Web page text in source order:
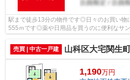
駅まで徒歩13分の物件です◎日々のお買い物
555ｍです◎薬や日用品を買うのに便利なサ
394mです◎徒歩8分の場所に京都市立勧修小
売買 | 中古一戸建
山科区大宅関生
1,190万円